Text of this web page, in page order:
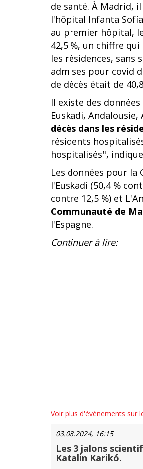
de santé. À Madrid,
l'hôpital Infanta
au premier hôpital,
42,5 %, un chiffre
les résidences, sans
admises pour covid
de décès était de
Il existe des
Euskadi,
décès dans les
résidents
hospitalisés",
Les données pour la
l'Euskadi (50,4 %
contre 12,5 %) et
Communauté de
l'Espagne.
Continuer à lire:
Voir plus d'événements sur
03.08.2024, 16:15
Les 3 jalons
Katalin Karikó.